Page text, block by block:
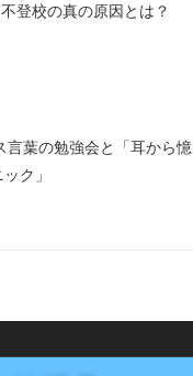
登校の真の原因とは？
言葉の勉強会と「耳から憶
ク」